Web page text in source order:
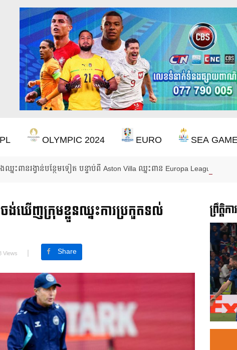
OLYMPIC 2024 EURO SEA
នះពានរង្វាន់បន្ថែមទៀត បន្ទាប់ពី Aston Villa ឈ្នះពាន Europa League
ឃើញក្រុមខ្លួនឈ្នះការប្រកួតទល់
Views Share
ព្រឹត្តិ